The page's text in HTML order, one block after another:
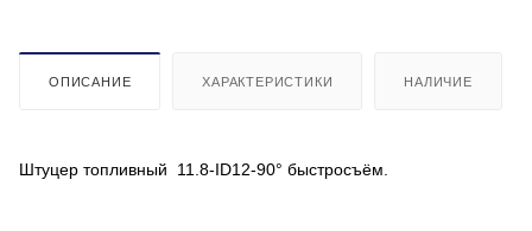
ОПИСАНИЕ ХАРАКТЕРИСТИКИ НАЛИЧИЕ
Штуцер топливный 11.8-ID12-90° быстросъём.